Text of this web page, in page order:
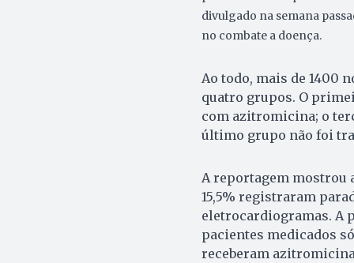
divulgado na semana
no combate a doença.
Ao todo, mais de 1400
quatro grupos. O
com azitromicina; o
último grupo não foi
A reportagem mostrou
15,5% registraram
eletrocardiogramas. A
pacientes medicados
receberam